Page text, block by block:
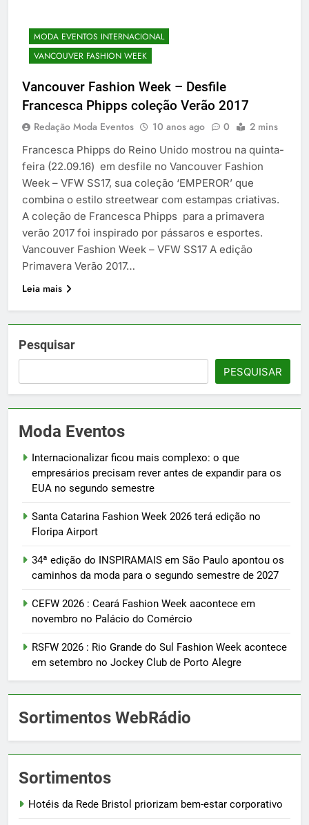
MODA EVENTOS INTERNACIONAL
VANCOUVER FASHION WEEK
Vancouver Fashion Week – Desfile
Francesca Phipps coleção Verão 2017
Redação Moda Eventos 10 anos ago 0 2 mins
Francesca Phipps do Reino Unido mostrou na quinta-
feira (22.09.16) em desfile no Vancouver Fashion
Week – VFW SS17, sua coleção ‘EMPEROR’ que
combina o estilo streetwear com estampas criativas.
A coleção de Francesca Phipps para a primavera
verão 2017 foi inspirado por pássaros e esportes.
Vancouver Fashion Week – VFW SS17 A edição
Primavera Verão 2017…
Leia mais
Pesquisar
PESQUISAR
Moda Eventos
Internacionalizar ficou mais complexo: o que
empresários precisam rever antes de expandir para os
EUA no segundo semestre
Santa Catarina Fashion Week 2026 terá edição no
Floripa Airport
34ª edição do INSPIRAMAIS em São Paulo apontou os
caminhos da moda para o segundo semestre de 2027
CEFW 2026 : Ceará Fashion Week aacontece em
novembro no Palácio do Comércio
RSFW 2026 : Rio Grande do Sul Fashion Week acontece
em setembro no Jockey Club de Porto Alegre
Sortimentos WebRádio
Sortimentos
Hotéis da Rede Bristol priorizam bem-estar corporativo